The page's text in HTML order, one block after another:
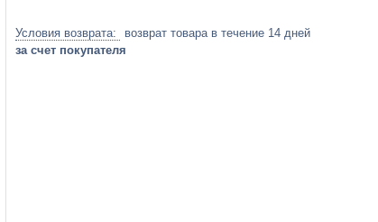
возврат товара в течение 14 дней
за счет покупателя